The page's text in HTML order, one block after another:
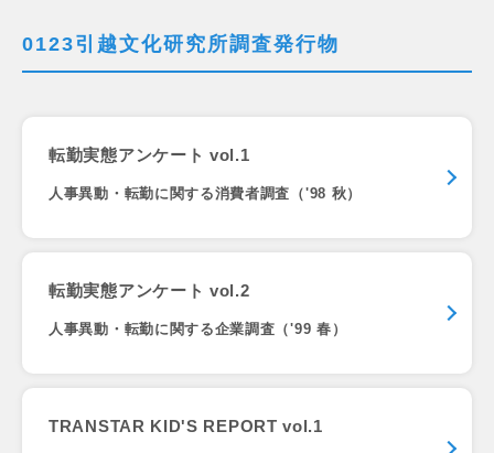
0123引越文化研究所調査発行物
転勤実態アンケート vol.1
人事異動・転勤に関する消費者調査（'98 秋）
転勤実態アンケート vol.2
人事異動・転勤に関する企業調査（'99 春）
TRANSTAR KID'S REPORT vol.1